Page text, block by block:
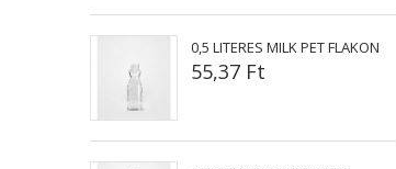
0,5 LITERES MILK PET FLAKON
55,37 Ft